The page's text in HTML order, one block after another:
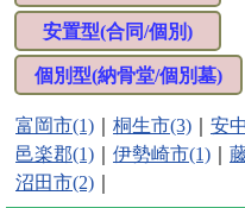
安置型(合同/個別)
個別型(納骨堂/個別墓)
富岡市(1) 桐生市(3) 安
邑楽郡(1)
伊勢崎市(1)
沼田市(2)